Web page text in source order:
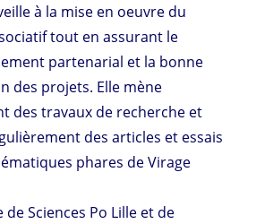
à la mise en oeuvre du
tout en assurant le
partenarial et la bonne
des projets. Elle mène
des travaux de recherche et
des articles et essais
phares de Virage
de Sciences Po Lille et de